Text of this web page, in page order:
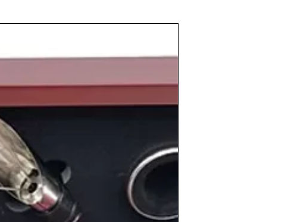
Play Stationo el año en el queNelson
Bad Bunny, la influencerMaría Pombo, el
Dakota Fanning
el futbolísta austriaco
más información sobre la añada de 1994y
nuestratienda de vinos online
: Tienda de
La tienda de vinos antiguos online.